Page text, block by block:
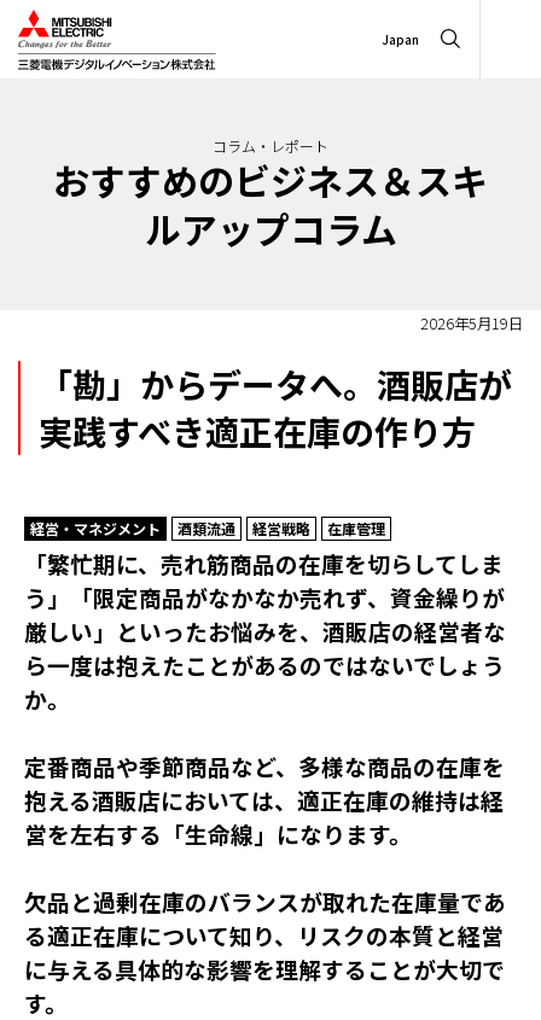
Japan
コラム・レポート
おすすめのビジネス＆スキ
ルアップコラム
2026年5月19日
「勘」からデータへ。酒販店が
実践すべき適正在庫の作り方
経営・マネジメント 酒類流通 経営戦略 在庫管理
「繁忙期に、売れ筋商品の在庫を切らしてしま
う」「限定商品がなかなか売れず、資金繰りが
厳しい」といったお悩みを、酒販店の経営者な
ら一度は抱えたことがあるのではないでしょう
か。
定番商品や季節商品など、多様な商品の在庫を
抱える酒販店においては、適正在庫の維持は経
営を左右する「生命線」になります。
欠品と過剰在庫のバランスが取れた在庫量であ
る適正在庫について知り、リスクの本質と経営
に与える具体的な影響を理解することが大切で
す。